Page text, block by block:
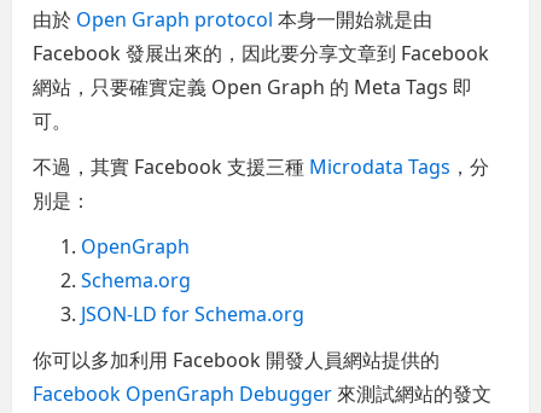
由於 Open Graph protocol 本身一開始就是由
Facebook 發展出來的，因此要分享文章到 Facebook
網站，只要確實定義 Open Graph 的 Meta Tags 即
可。
不過，其實 Facebook 支援三種 Microdata Tags ，分
別是：
OpenGraph
Schema.org
JSON-LD for Schema.org
你可以多加利用 Facebook 開發人員網站提供的
Facebook OpenGraph Debugger 來測試網站的發文